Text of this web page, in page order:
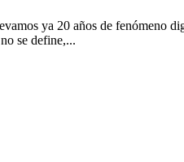
ya 20 años de fenómeno
se define,...